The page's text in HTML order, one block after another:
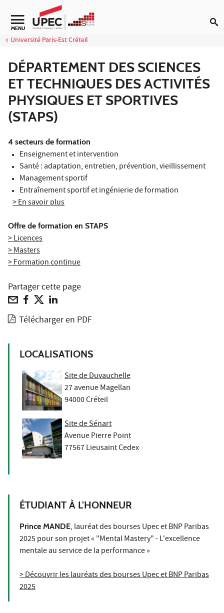
Aller au contenu
Navigation secondaire
MENU
Université Paris-Est Créteil
DÉPARTEMENT DES SCIENCES
ET TECHNIQUES DES ACTIVITÉS
PHYSIQUES ET SPORTIVES
(STAPS)
4 secteurs de formation
Enseignement et intervention
Santé : adaptation, entretien, prévention, vieillissement
Management sportif
Entraînement sportif et ingénierie de formation
> En savoir plus
Offre de formation en STAPS
> Licences
> Masters
> Formation continue
Partager cette page
Télécharger en PDF
LOCALISATIONS
Site de Duvauchelle
27 avenue Magellan
94000 Créteil
Site de Sénart
Avenue Pierre Point
77567 Lieusaint Cedex
ÉTUDIANT À L'HONNEUR
Prince MANDE, lauréat des bourses Upec et BNP Paribas
2025 pour son projet « "Mental Mastery" - L'excellence
mentale au service de la performance »
> Découvrir les lauréats des bourses Upec et BNP Paribas
2025